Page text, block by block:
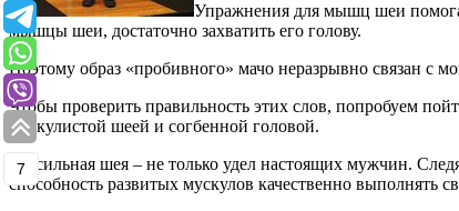
Упражнения для мышц шеи
мышцы шеи, достаточно захватить его голову.
Поэтому образ «пробивного» мачо неразрывно связан с
Чтобы проверить правильность этих слов, попробуем
мускулистой шеей и согбенной головой.
Но сильная шея – не только удел настоящих мужчин.
способность развитых мускулов качественно выполнять
7